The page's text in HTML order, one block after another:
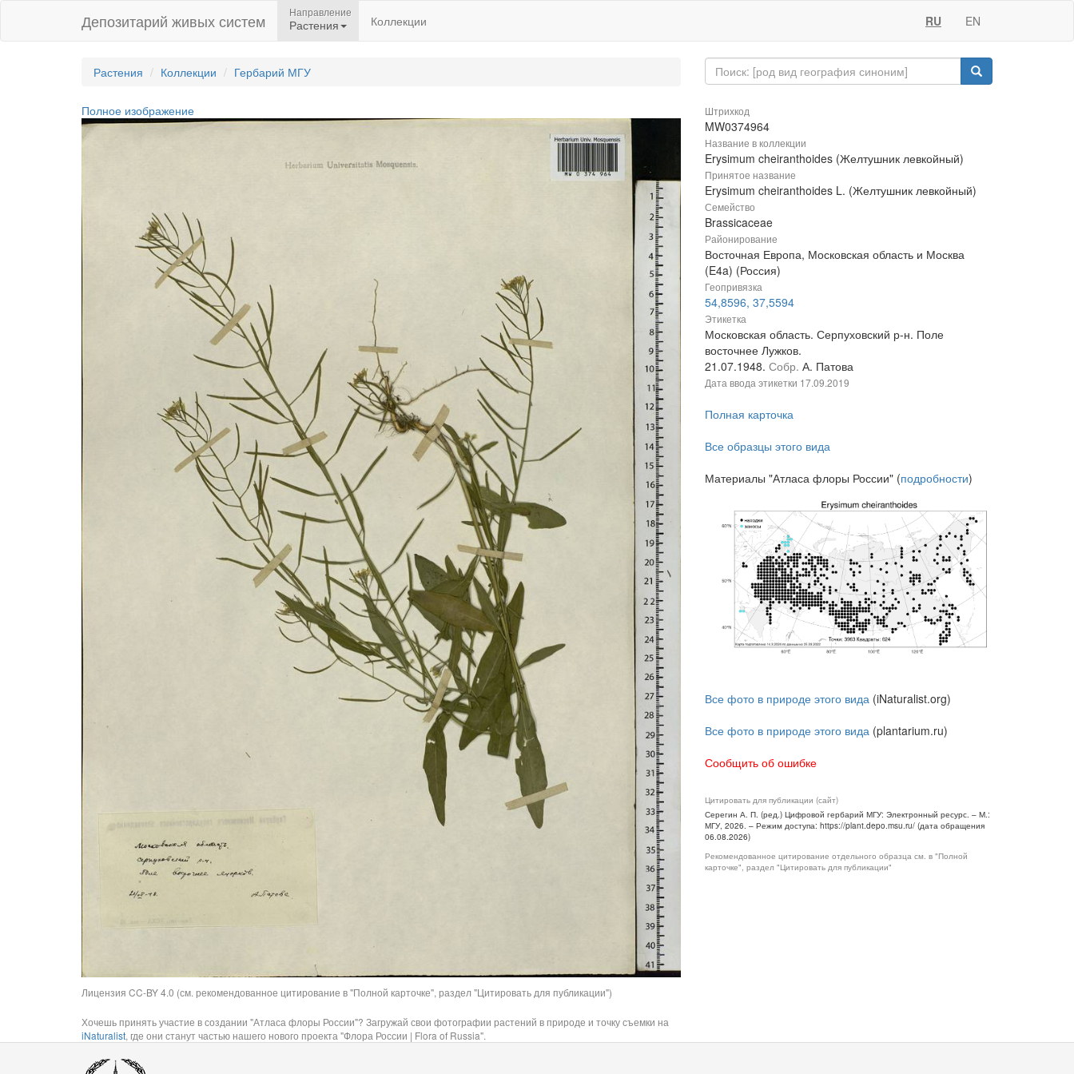
Депозитарий живых систем Направление
Растения Коллекции RU EN
Растения Коллекции Гербарий МГУ
Полное изображение
Лицензия CC-BY 4.0 (см. рекомендованное цитирование в "Полной карточке", раздел "Цитировать для публикации")
Хочешь принять участие в создании "Атласа флоры России"? Загружай свои фотографии растений в природе и точку съемки на
iNaturalist, где они станут частью нашего нового проекта "Флора России | Flora of Russia".
Штрихкод
MW0374964
Название в коллекции
Erysimum cheiranthoides (Желтушник левкойный)
Принятое название
Erysimum cheiranthoides L. (Желтушник левкойный)
Семейство
Brassicaceae
Районирование
Восточная Европа, Московская область и Москва
(E4a) (Россия)
Геопривязка
54,8596, 37,5594
Этикетка
Московская область. Серпуховский р-н. Поле
восточнее Лужков.
21.07.1948. Собр. А. Патова
Дата ввода этикетки 17.09.2019
Полная карточка
Все образцы этого вида
Материалы "Атласа флоры России" (подробности)
Все фото в природе этого вида (iNaturalist.org)
Все фото в природе этого вида (plantarium.ru)
Сообщить об ошибке
Цитировать для публикации (сайт)
Серегин А. П. (ред.) Цифровой гербарий МГУ: Электронный ресурс. – М.:
МГУ, 2026. – Режим доступа: https://plant.depo.msu.ru/ (дата обращения
06.08.2026)
Рекомендованное цитирование отдельного образца см. в "Полной
карточке", раздел "Цитировать для публикации"